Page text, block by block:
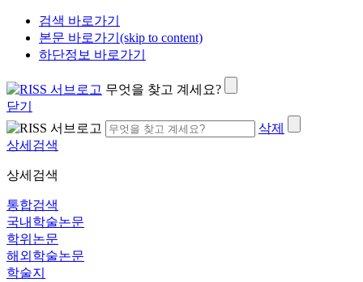
검색 바로가기
본문 바로가기(skip to content)
하단정보 바로가기
무엇을 찾고 계세요?
닫기
삭제
상세검색
상세검색
통합검색
국내학술논문
학위논문
해외학술논문
학술지